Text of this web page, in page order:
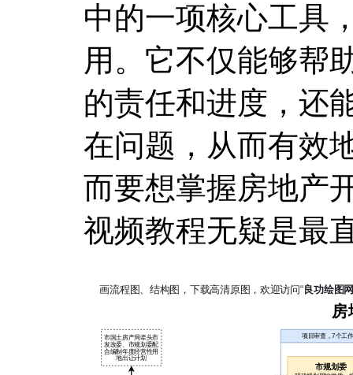
中的一项核心工具
用。它不仅能够帮
的责任和进度，还
在问题，从而有效
而要想掌握房地产
视频教程无疑是最